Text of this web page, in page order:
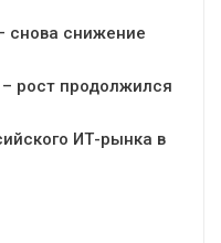
снова снижение
рост продолжился
ИТ-рынка в